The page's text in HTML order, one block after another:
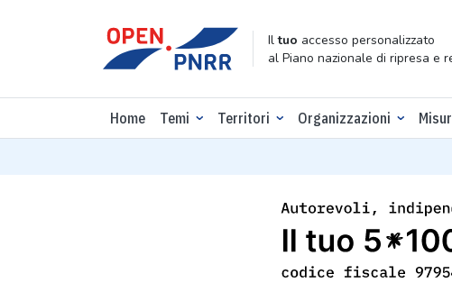
Iltuo accesso personalizzato
al Piano nazionale di ripresa e
Home Temi Territori Organizzazioni